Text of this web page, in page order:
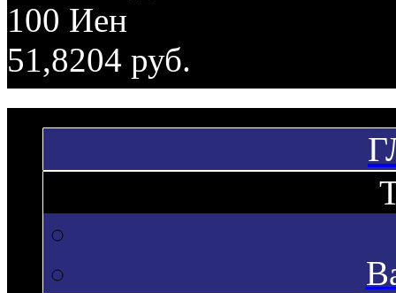
100 Иен
51,8204 руб.